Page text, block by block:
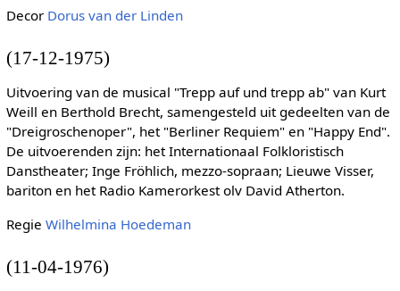
Decor Dorus van der Linden
(17-12-1975)
Uitvoering van de musical "Trepp auf und trepp ab" van Kurt
Weill en Berthold Brecht, samengesteld uit gedeelten van de
"Dreigroschenoper", het "Berliner Requiem" en "Happy End".
De uitvoerenden zijn: het Internationaal Folkloristisch
Danstheater; Inge Fröhlich, mezzo-sopraan; Lieuwe Visser,
bariton en het Radio Kamerorkest olv David Atherton.
Regie Wilhelmina Hoedeman
(11-04-1976)